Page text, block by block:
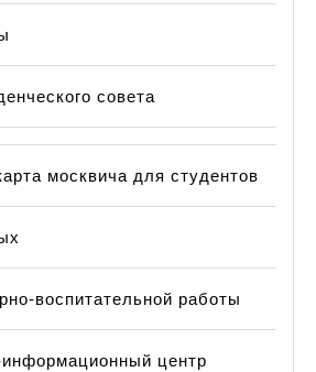
совета
москвича для студентов
воспитательной работы
центр